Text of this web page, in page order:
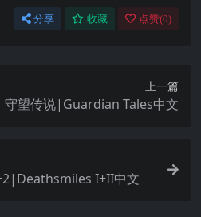
分享 收藏 点赞(0)
上一篇
守望传说|Guardian Tales中文
I+II中文